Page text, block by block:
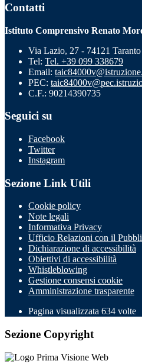
Contatti
Istituto Comprensivo Renato
Via Lazio, 27 - 74121 Taranto
Tel: Tel. +39 099 338679
Email:
PEC:
C.F.: 90214390735
Seguici su
Facebook
Twitter
Instagram
Sezione Link Utili
Cookie policy
Note legali
Informativa Privacy
Ufficio Relazioni con il
Dichiarazione di accessibilità
Obiettivi di accessibilità
Whistleblowing
Gestione consensi cookie
Amministrazione trasparente
Pagina visualizzata 634 volte
Sezione Copyright